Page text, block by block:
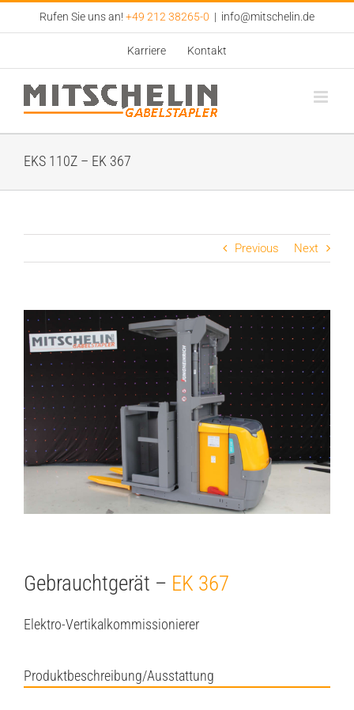
Rufen Sie uns an! +49 212 38265-0 | info@mitschelin.de
Karriere Kontakt
EKS 110Z – EK 367
Previous Next
View
Larger
Image
Gebrauchtgerät – EK 367
Elektro-Vertikalkommissionierer
Produktbeschreibung/Ausstattung